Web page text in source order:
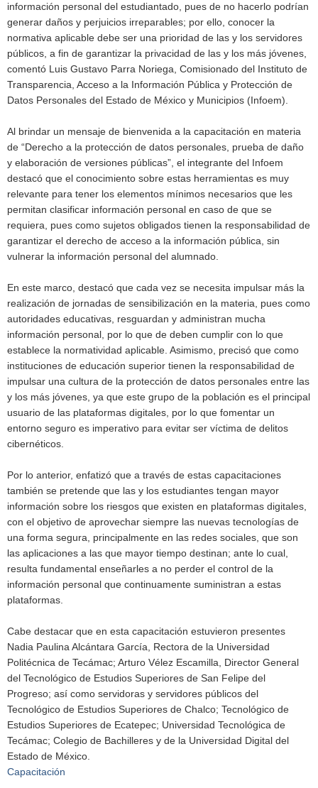
información personal del estudiantado, pues de no hacerlo podrían
generar daños y perjuicios irreparables; por ello, conocer la
normativa aplicable debe ser una prioridad de las y los servidores
públicos, a fin de garantizar la privacidad de las y los más jóvenes,
comentó Luis Gustavo Parra Noriega, Comisionado del Instituto de
Transparencia, Acceso a la Información Pública y Protección de
Datos Personales del Estado de México y Municipios (Infoem).
Al brindar un mensaje de bienvenida a la capacitación en materia
de “Derecho a la protección de datos personales, prueba de daño
y elaboración de versiones públicas”, el integrante del Infoem
destacó que el conocimiento sobre estas herramientas es muy
relevante para tener los elementos mínimos necesarios que les
permitan clasificar información personal en caso de que se
requiera, pues como sujetos obligados tienen la responsabilidad de
garantizar el derecho de acceso a la información pública, sin
vulnerar la información personal del alumnado.
En este marco, destacó que cada vez se necesita impulsar más la
realización de jornadas de sensibilización en la materia, pues como
autoridades educativas, resguardan y administran mucha
información personal, por lo que de deben cumplir con lo que
establece la normatividad aplicable. Asimismo, precisó que como
instituciones de educación superior tienen la responsabilidad de
impulsar una cultura de la protección de datos personales entre las
y los más jóvenes, ya que este grupo de la población es el principal
usuario de las plataformas digitales, por lo que fomentar un
entorno seguro es imperativo para evitar ser víctima de delitos
cibernéticos.
Por lo anterior, enfatizó que a través de estas capacitaciones
también se pretende que las y los estudiantes tengan mayor
información sobre los riesgos que existen en plataformas digitales,
con el objetivo de aprovechar siempre las nuevas tecnologías de
una forma segura, principalmente en las redes sociales, que son
las aplicaciones a las que mayor tiempo destinan; ante lo cual,
resulta fundamental enseñarles a no perder el control de la
información personal que continuamente suministran a estas
plataformas.
Cabe destacar que en esta capacitación estuvieron presentes
Nadia Paulina Alcántara García, Rectora de la Universidad
Politécnica de Tecámac; Arturo Vélez Escamilla, Director General
del Tecnológico de Estudios Superiores de San Felipe del
Progreso; así como servidoras y servidores públicos del
Tecnológico de Estudios Superiores de Chalco; Tecnológico de
Estudios Superiores de Ecatepec; Universidad Tecnológica de
Tecámac; Colegio de Bachilleres y de la Universidad Digital del
Estado de México.
Capacitación